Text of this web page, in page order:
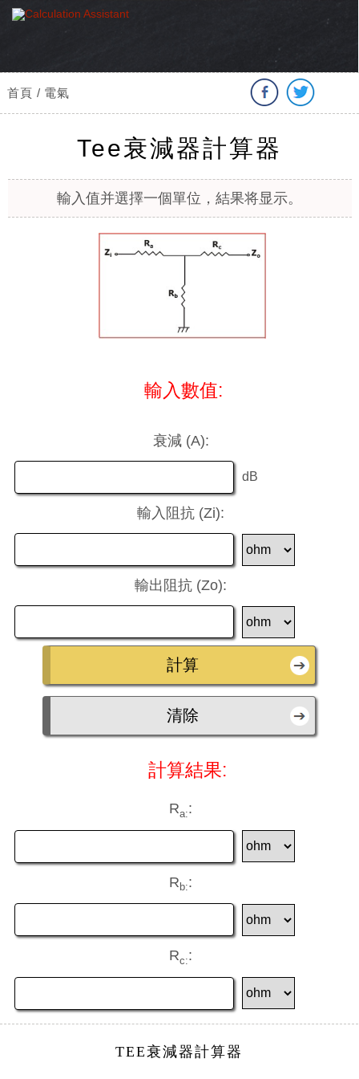
首頁 / 電氣
Tee衰減器計算器
輸入值并選擇一個單位，結果将显示。
輸入數值:
衰減 (A):
dB
輸入阻抗 (Zi):
輸出阻抗 (Zo):
計算結果:
Ra::
R b::
Rc::
TEE衰減器計算器